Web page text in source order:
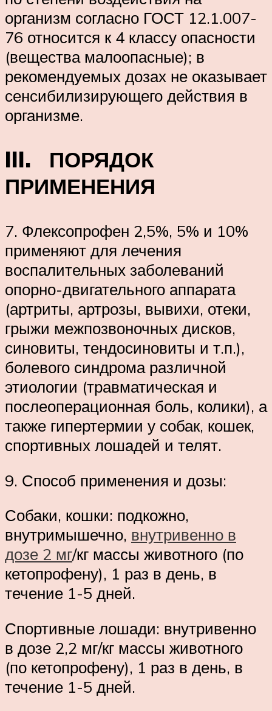
организм согласно ГОСТ 12.1.007-
76 относится к 4 классу опасности
(вещества малоопасные); в
рекомендуемых дозах не оказывает
сенсибилизирующего действия в
организме.
III. ПОРЯДОК
ПРИМЕНЕНИЯ
7. Флексопрофен 2,5%, 5% и 10%
применяют для лечения
воспалительных заболеваний
опорно-двигательного аппарата
(артриты, артрозы, вывихи, отеки,
грыжи межпозвоночных дисков,
синовиты, тендосиновиты и т.п.),
болевого синдрома различной
этиологии (травматическая и
послеоперационная боль, колики), а
также гипертермии у собак, кошек,
спортивных лошадей и телят.
9. Способ применения и дозы:
Собаки, кошки: подкожно,
внутримышечно, внутривенно в
дозе 2 мг/кг массы животного (по
кетопрофену), 1 раз в день, в
течение 1-5 дней.
Спортивные лошади: внутривенно
в дозе 2,2 мг/кг массы животного
(по кетопрофену), 1 раз в день, в
течение 1-5 дней.